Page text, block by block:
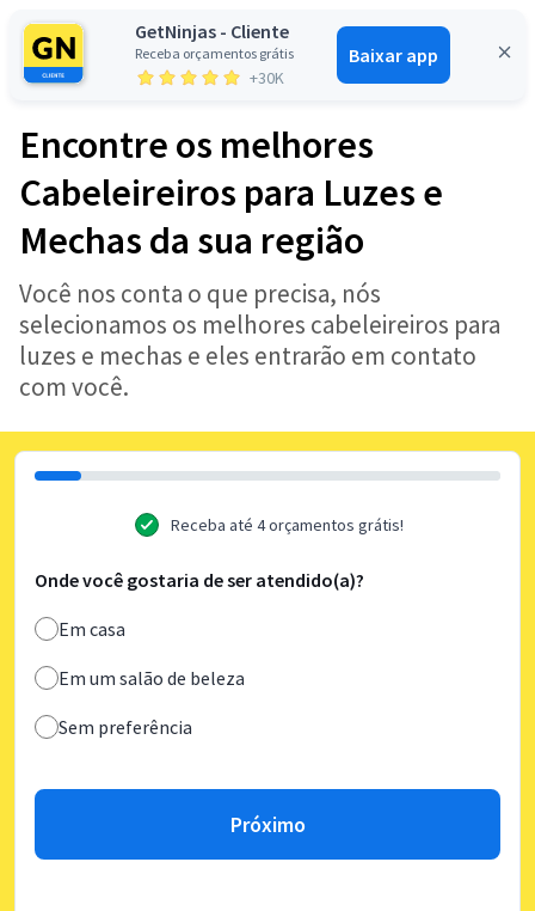
GetNinjas - Cliente
Receba orçamentos grátis
+30K
Baixar app
Entrar
Encontre os melhores
Cabeleireiros para Luzes e
Mechas da sua região
Você nos conta o que precisa, nós
selecionamos os melhores cabeleireiros para
luzes e mechas e eles entrarão em contato
com você.
Receba até 4 orçamentos grátis!
Onde você gostaria de ser atendido(a)?
Em casa
Em um salão de beleza
Sem preferência
Próximo